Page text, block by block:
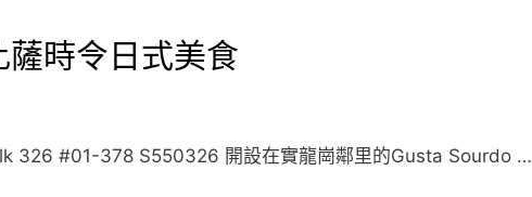
時令日式美食
326 #01-378 S550326 開設在實龍崗鄰里的Gusta Sourdo …